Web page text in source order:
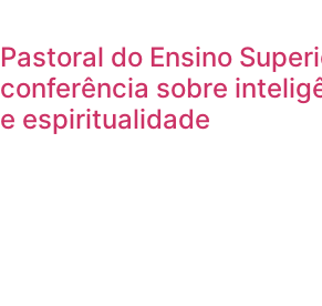
Pastoral do Ensino
conferência sobre
e espiritualidade